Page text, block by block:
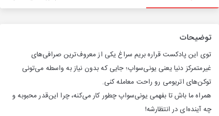
توضیحات
توی این پادکست قراره بریم سراغ یکی از معروف‌ترین صرافی‌های
غیرمتمرکز دنیا یعنی یونی‌سواپ؛ جایی که بدون نیاز به واسطه می‌تونی
توکن‌های اتریومی رو راحت معامله کنی.
همراه ما باش تا بفهمی یونی‌سواپ چطور کار می‌کنه، چرا این‌قدر محبوبه و
چه آینده‌ای در انتظارشه!